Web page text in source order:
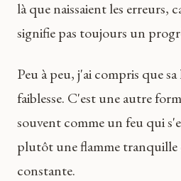
là que naissaient les erreurs,
signifie pas toujours un
Peu à peu, j'ai compris que
faiblesse. C'est une autre
souvent comme un feu qui
plutôt une flamme tranquille
constante.